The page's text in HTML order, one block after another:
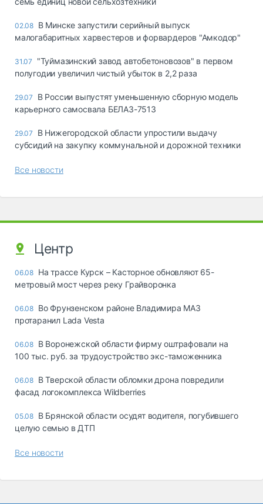
02.08 В Минске запустили серийный выпуск
малогабаритных харвестеров и форвардеров "Амкодор"
31.07
"Туймазинский завод автобетоновозов" в первом
полугодии увеличил чистый убыток в 2,2 раза
29.07
В России выпустят уменьшенную сборную модель
карьерного самосвала БЕЛАЗ-7513
29.07
В Нижегородской области упростили выдачу
субсидий на закупку коммунальной и дорожной техники
Все новости
Центр
06.08 На трассе Курск – Касторное обновляют 65-
метровый мост через реку Грайворонка
06.08 Во Фрунзенском районе Владимира МАЗ
протаранил Lada Vesta
06.08 В Воронежской области фирму оштрафовали на
100 тыс. руб. за трудоустройство экс-таможенника
06.08 В Тверской области обломки дрона повредили
фасад логокомплекса Wildberries
05.08 В Брянской области осудят водителя, погубившего
целую семью в ДТП
Все новости